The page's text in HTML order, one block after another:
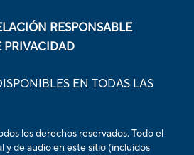
RESPONSABLE
PRIVACIDAD
EN TODAS LAS
los derechos reservados. Todo el
y de audio en este sitio (incluidos